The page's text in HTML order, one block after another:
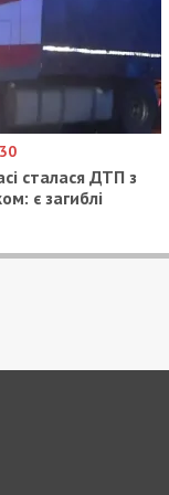
сталася ДТП з
є загиблі